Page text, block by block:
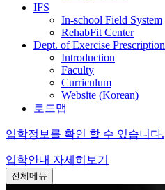
IFS
In-school Field System
RehabFit Center
Dept. of Exercise Prescription
Introduction
Faculty
Curriculum
Website (Korean)
로드맵
입학정보를 확인 할 수 있습니다.
입학안내 자세히보기
전체메뉴